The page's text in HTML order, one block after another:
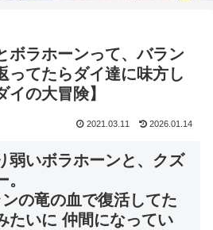
ボラホーンって、バラン
ってたらダイ達に味方し
の大冒険】
2021.03.11 2026.01.14
弱いボラホーンと、クズ
の竜の血で復活してた
たいに 仲間になってい